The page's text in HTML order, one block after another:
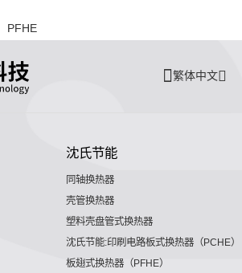
PFHE
繁体中文
沈氏节能
同轴换热器
壳管换热器
塑料壳盘管式换热器
沈氏节能:印刷电路板式换热器（PCHE）
板翅式换热器（PFHE）